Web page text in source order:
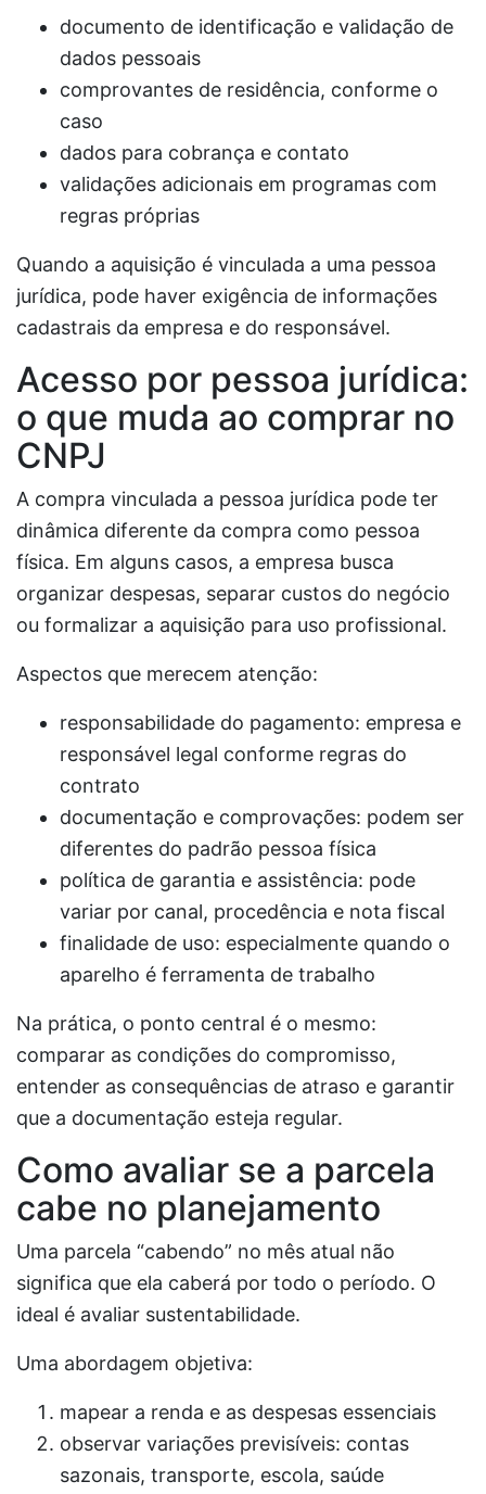
documento de identificação e validação de
dados pessoais
comprovantes de residência, conforme o
caso
dados para cobrança e contato
validações adicionais em programas com
regras próprias
Quando a aquisição é vinculada a uma pessoa
jurídica, pode haver exigência de informações
cadastrais da empresa e do responsável.
Acesso por pessoa jurídica:
o que muda ao comprar no
CNPJ
A compra vinculada a pessoa jurídica pode ter
dinâmica diferente da compra como pessoa
física. Em alguns casos, a empresa busca
organizar despesas, separar custos do negócio
ou formalizar a aquisição para uso profissional.
Aspectos que merecem atenção:
responsabilidade do pagamento: empresa e
responsável legal conforme regras do
contrato
documentação e comprovações: podem ser
diferentes do padrão pessoa física
política de garantia e assistência: pode
variar por canal, procedência e nota fiscal
finalidade de uso: especialmente quando o
aparelho é ferramenta de trabalho
Na prática, o ponto central é o mesmo:
comparar as condições do compromisso,
entender as consequências de atraso e garantir
que a documentação esteja regular.
Como avaliar se a parcela
cabe no planejamento
Uma parcela “cabendo” no mês atual não
significa que ela caberá por todo o período. O
ideal é avaliar sustentabilidade.
Uma abordagem objetiva:
mapear a renda e as despesas essenciais
observar variações previsíveis: contas
sazonais, transporte, escola, saúde